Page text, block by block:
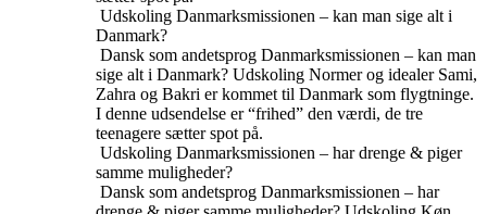
Udskoling Danmarksmissionen – kan man sige alt i
Danmark?
Dansk som andetsprog Danmarksmissionen – kan man
sige alt i Danmark? Udskoling Normer og idealer Sami,
Zahra og Bakri er kommet til Danmark som flygtninge.
I denne udsendelse er “frihed” den værdi, de tre
teenagere sætter spot på.
Udskoling Danmarksmissionen – har drenge & piger
samme muligheder?
Dansk som andetsprog Danmarksmissionen – har